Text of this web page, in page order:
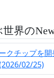
界の
クチップを
02/25)